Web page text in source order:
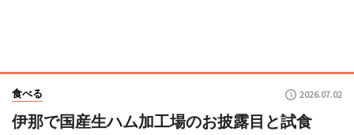
食べる 2026.07.02
伊那で国産生ハム加工場のお披露目と試食